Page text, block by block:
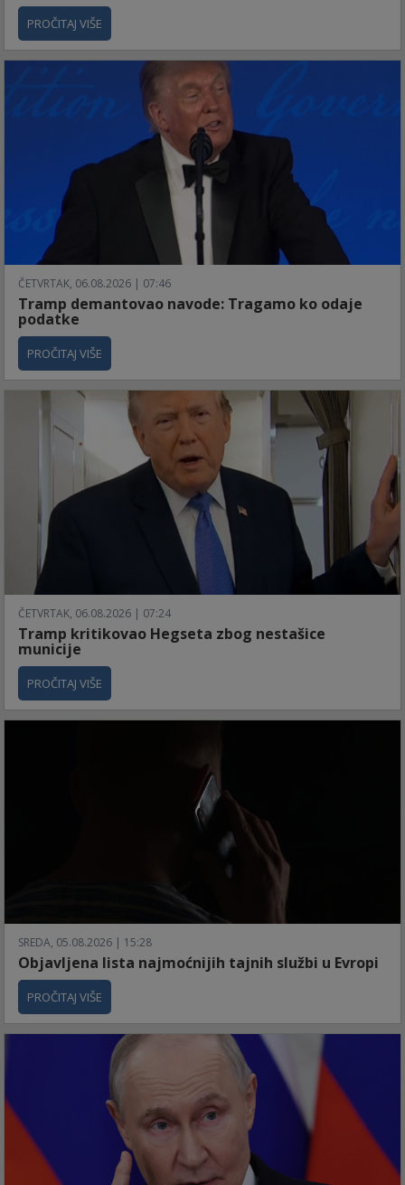
PROČITAJ VIŠE
ČETVRTAK, 06.08.2026 | 07:46
Tramp demantovao navode: Tragamo ko odaje
podatke
PROČITAJ VIŠE
ČETVRTAK, 06.08.2026 | 07:24
Tramp kritikovao Hegseta zbog nestašice
municije
PROČITAJ VIŠE
SREDA, 05.08.2026 | 15:28
Objavljena lista najmoćnijih tajnih službi u Evropi
PROČITAJ VIŠE